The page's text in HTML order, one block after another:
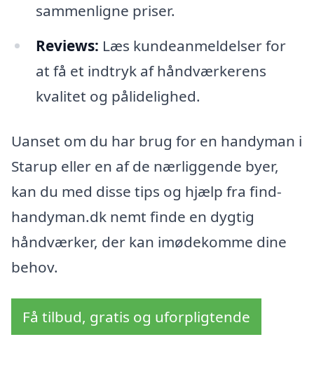
sammenligne priser.
Reviews: Læs kundeanmeldelser for
at få et indtryk af håndværkerens
kvalitet og pålidelighed.
Uanset om du har brug for en handyman i
Starup eller en af de nærliggende byer,
kan du med disse tips og hjælp fra find-
handyman.dk nemt finde en dygtig
håndværker, der kan imødekomme dine
behov.
Få tilbud, gratis og uforpligtende